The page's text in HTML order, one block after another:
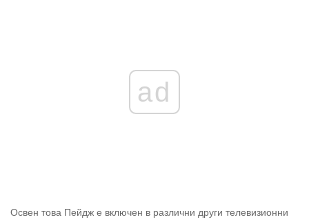
ad
Освен това Пейдж е включен в различни други телевизионни